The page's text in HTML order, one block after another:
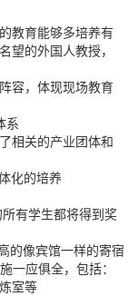
教育能够多培养有
望的外国人教授，
容，体现现场教育
系
相关的产业团体和
化的培养
有学生都将得到奖
的像宾馆一样的寄宿
一应俱全，包括：
室等